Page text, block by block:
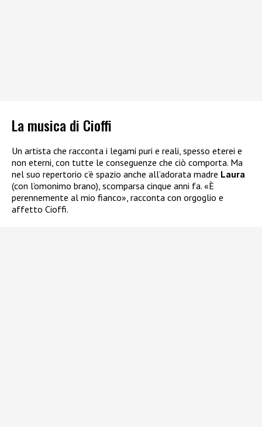
La musica di Cioffi
Un artista che racconta i legami puri e reali, spesso eterei e
non eterni, con tutte le conseguenze che ciò comporta. Ma
nel suo repertorio c’è spazio anche all’adorata madre Laura
(con l’omonimo brano), scomparsa cinque anni fa. «È
perennemente al mio fianco», racconta con orgoglio e
affetto Cioffi.